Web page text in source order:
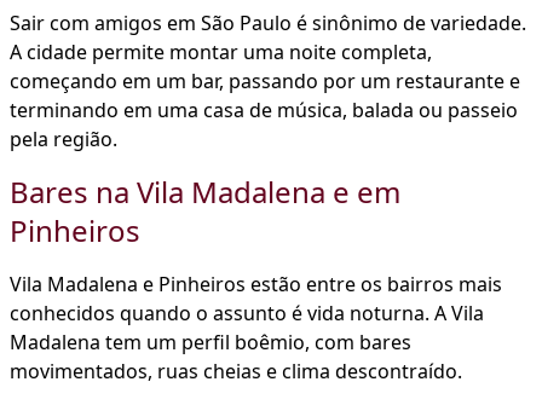
Sair com amigos em São Paulo é sinônimo de variedade.
A cidade permite montar uma noite completa,
começando em um bar, passando por um restaurante e
terminando em uma casa de música, balada ou passeio
pela região.
Bares na Vila Madalena e em
Pinheiros
Vila Madalena e Pinheiros estão entre os bairros mais
conhecidos quando o assunto é vida noturna. A Vila
Madalena tem um perfil boêmio, com bares
movimentados, ruas cheias e clima descontraído.